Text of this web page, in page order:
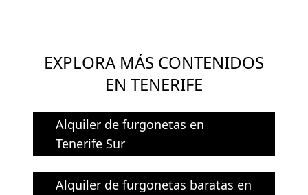
EXPLORA MÁS CONTENIDOS
EN TENERIFE
Alquiler de furgonetas en
Tenerife Sur
Alquiler de furgonetas baratas en